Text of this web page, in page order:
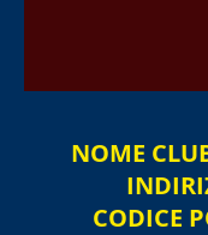
NOME
CODICE